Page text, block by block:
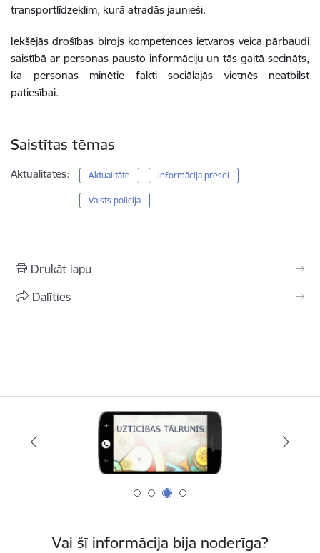
transportlīdzeklim, kurā atradās jaunieši.
Iekšējās drošības birojs kompetences ietvaros veica pārbaudi
saistībā ar personas pausto informāciju un tās gaitā secināts,
ka personas minētie fakti sociālajās vietnēs neatbilst
patiesībai.
Saistītas tēmas
Aktualitātes: Aktualitāte Informācija presei
Valsts policija
Drukāt lapu
Dalīties
Vai šī informācija bija noderīga?